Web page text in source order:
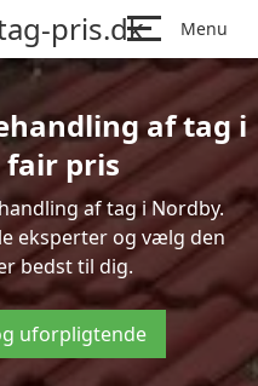
pris.dk Menu
af tag i
pris
af tag i Nordby.
eksperter og vælg den
bedst til dig.
uforpligtende